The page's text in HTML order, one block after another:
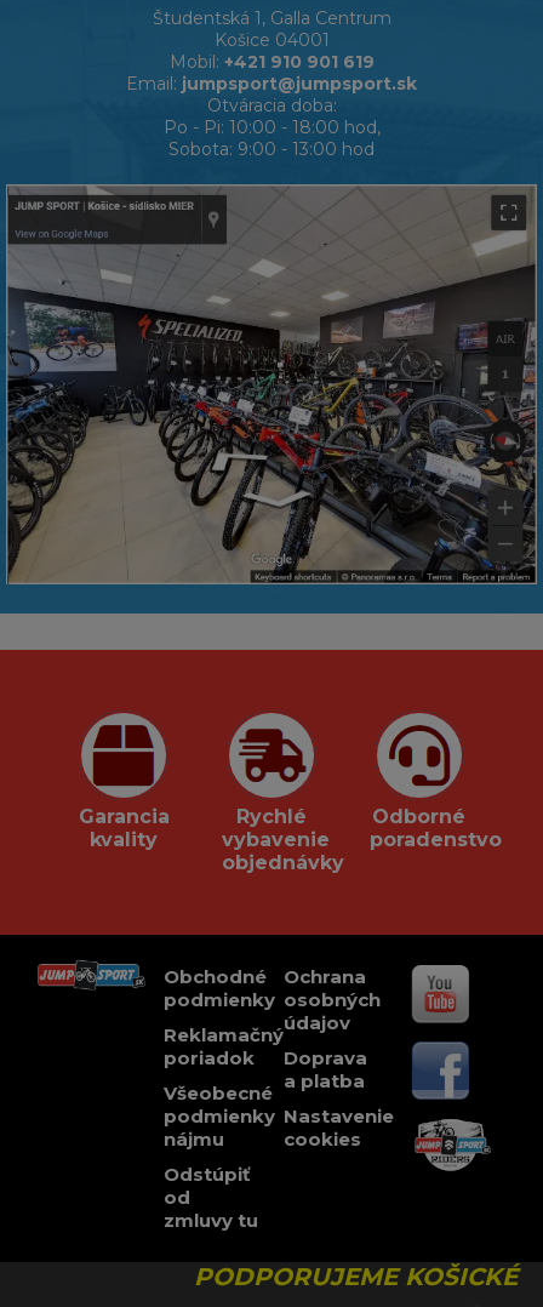
Študentská 1, Galla Centrum
Košice 04001
Mobil: +421 910 901 619
Email: jumpsport@jumpsport.sk
Otváracia doba:
Po - Pi: 10:00 - 18:00 hod,
Sobota: 9:00 - 13:00 hod
Garancia
kvality
Rychlé
vybavenie
objednávky
Odborné
poradenstvo
Obchodné
podmienky
Reklamačný
poriadok
Všeobecné
podmienky
nájmu
Odstúpiť
od
zmluvy tu
Ochrana
osobných
údajov
Doprava
a platba
Nastavenie
cookies
PODPORUJEME KOŠICKÉ